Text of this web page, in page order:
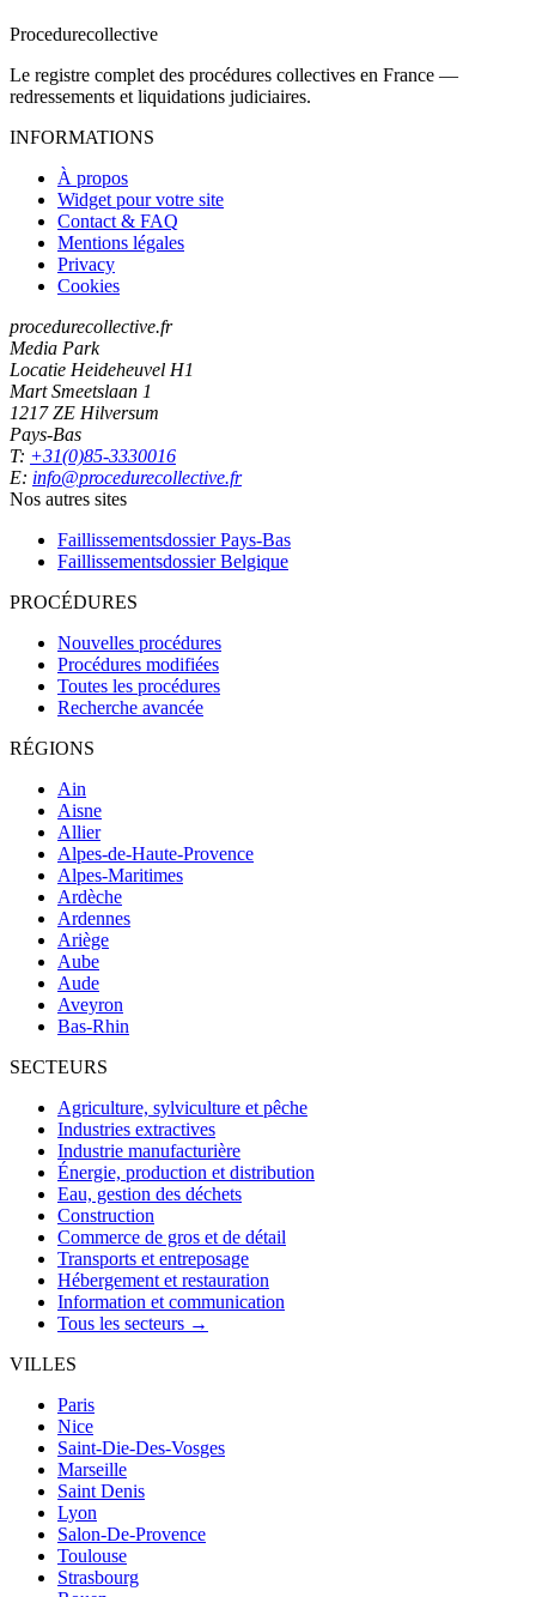
Procedurecollective
Le registre complet des procédures collectives en France —
redressements et liquidations judiciaires.
INFORMATIONS
À propos
Widget pour votre site
Contact & FAQ
Mentions légales
Privacy
Cookies
procedurecollective.fr
Media Park
Locatie Heideheuvel H1
Mart Smeetslaan 1
1217 ZE Hilversum
Pays-Bas
T: +31(0)85-3330016
E: info@procedurecollective.fr
Nos autres sites
Faillissementsdossier Pays-Bas
Faillissementsdossier Belgique
PROCÉDURES
Nouvelles procédures
Procédures modifiées
Toutes les procédures
Recherche avancée
RÉGIONS
Ain
Aisne
Allier
Alpes-de-Haute-Provence
Alpes-Maritimes
Ardèche
Ardennes
Ariège
Aube
Aude
Aveyron
Bas-Rhin
SECTEURS
Agriculture, sylviculture et pêche
Industries extractives
Industrie manufacturière
Énergie, production et distribution
Eau, gestion des déchets
Construction
Commerce de gros et de détail
Transports et entreposage
Hébergement et restauration
Information et communication
Tous les secteurs →
VILLES
Paris
Nice
Saint-Die-Des-Vosges
Marseille
Saint Denis
Lyon
Salon-De-Provence
Toulouse
Strasbourg